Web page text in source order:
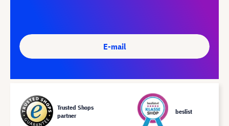
E-mail
Trusted Shops
partner
beslist